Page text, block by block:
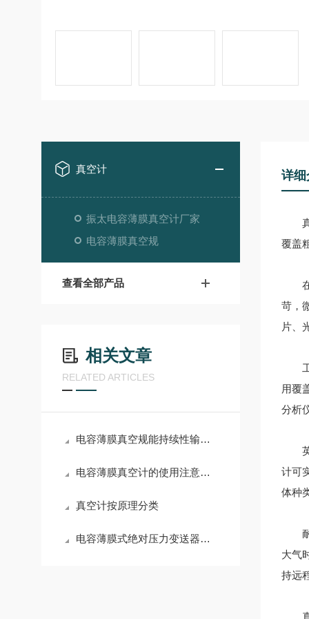
真空计
振太电容薄膜真空计厂家
电容薄膜真空规
查看全部产品
相关文章
RELATED ARTICLES
电容薄膜真空规能持续性输出准确的信号
电容薄膜真空计的使用注意事项
真空计按原理分类
电容薄膜式绝对压力变送器的基本原理
详细
真
覆盖
在
苛，
片、
工
用覆
分析
英
计可
体种
耐
大气
持远
真